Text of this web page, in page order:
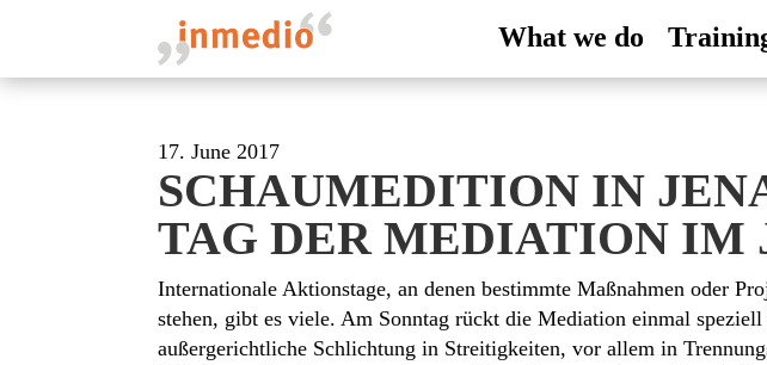
What we do
17. June 2017
SCHAUMEDITION IN
TAG DER MEDIATION IM
Internationale Aktionstage, an denen bestimmte Maßnahmen oder
stehen, gibt es viele. Am Sonntag rückt die Mediation einmal
außergerichtliche Schlichtung in Streitigkeiten, vor allem in